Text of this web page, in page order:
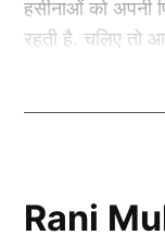
हसीनाओं को अपनी
रहती है. चलिए तो
कौन हैं
Rani